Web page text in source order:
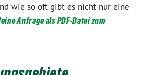
wie so oft gibt es nicht nur eine
Anfrage als PDF-Datei zum